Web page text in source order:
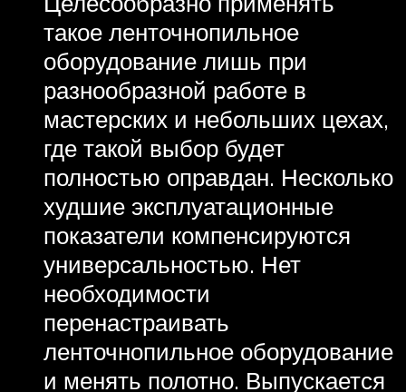
такое ленточнопильное
оборудование лишь при
разнообразной работе в
мастерских и небольших цехах,
где такой выбор будет
полностью оправдан. Несколько
худшие эксплуатационные
показатели компенсируются
универсальностью. Нет
необходимости
перенастраивать
ленточнопильное оборудование
и менять полотно. Выпускается